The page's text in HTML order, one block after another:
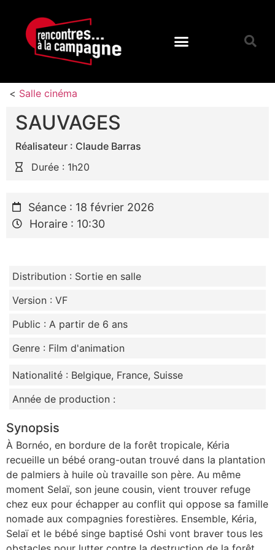
< Salle cinéma
SAUVAGES
Réalisateur : Claude Barras
Durée : 1h20
Séance : 18 février 2026
Horaire : 10:30
Distribution : Sortie en salle
Version : VF
Public : A partir de 6 ans
Genre : Film d'animation
Nationalité : Belgique, France, Suisse
Année de production :
Synopsis
À Bornéo, en bordure de la forêt tropicale, Kéria
recueille un bébé orang-outan trouvé dans la plantation
de palmiers à huile où travaille son père. Au même
moment Selaï, son jeune cousin, vient trouver refuge
chez eux pour échapper au conflit qui oppose sa famille
nomade aux compagnies forestières. Ensemble, Kéria,
Selaï et le bébé singe baptisé Oshi vont braver tous les